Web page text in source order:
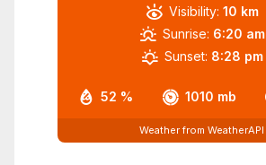
52 % 1010 mb
Visibility: 10 km
Sunrise: 6:20 am
Sunset: 8:28 pm
Weather from WeatherAPI